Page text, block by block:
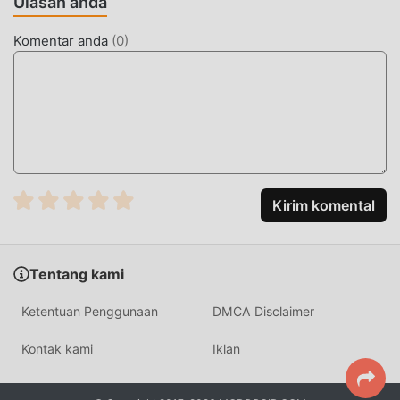
Saga: Tower Defense 10.2.5 telah mengadopsi mesin
virtual yang diperbarui dan melakukan peningkatan yang
berani. Dengan teknologi yang lebih maju, pengalaman
yang dibawa olehFrost Saga: Tower Defense 10.2.5
MOD UNIK
Tradisional strategy permainan mengharuskan pengguna
kekayaan/kemampuan/keterampilan mereka dalam
permainan, yang merupakan fitur dan kesenangan dari
permainan, tetapi pada saat yang sama, proses akumulasi
pasti akan membuat orang merasa lelah, tetapi sekarang ,
Komentar anda (0)
Kirim komental
Tentang kami
Ketentuan Penggunaan DMCA Disclaimer
Kontak kami Iklan